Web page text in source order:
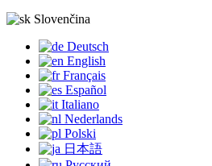
Slovenčina
Deutsch
English
Français
Español
Italiano
Nederlands
Polski
日本語